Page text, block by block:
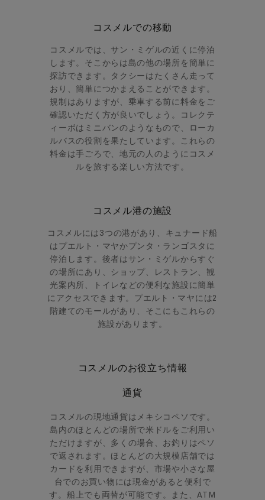
コスメルでの移動
コスメルでは、サン・ミゲルの近くに停泊
します。そこからは島の他の場所を簡単に
探訪できます。タクシーはたくさん走って
おり、簡単につかまえることができます。
規制はありますが、乗車する前に料金をご
確認いただく方が良いでしょう。コレクテ
ィーボはミニバンのようなもので、ローカ
ルバスの役割を果たしています。これらの
料金は手ごろで、地元の人のようにコスメ
ルを旅する楽しい方法です。
コスメル港の施設
コスメルには3つの港があり、キュナード船
はプエルト・マヤかプンタ・ランゴスタに
停泊します。後者はサン・ミゲルからすぐ
の場所にあり、ショップ、レストラン、観
光案内所、トイレなどの便利な施設に簡単
にアクセスできます。プエルト・マヤには2
階建てのモールがあり、そこにもこれらの
施設があります。
コスメルのお役立ち情報
通貨
コスメルの現地通貨はメキシコペソです。
島内のほとんどの場所で米ドルをご利用い
ただけますが、多くの場合、お釣りはペソ
で返されます。ほとんどの大規模店舗では
カードを利用できますが、市場や小さな屋
台でのお買い物には現金があると便利で
す。船上でも両替が可能です。また、ATM